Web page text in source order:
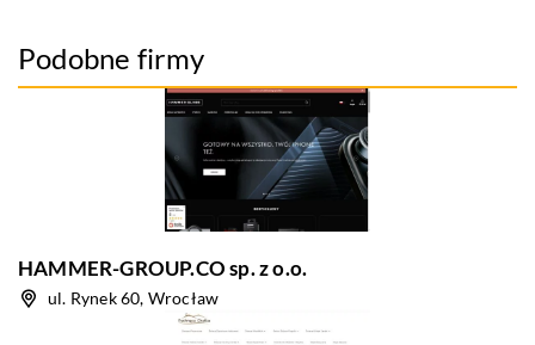
Podobne firmy
HAMMER-GROUP.CO sp. z o.o.
ul. Rynek 60, Wrocław